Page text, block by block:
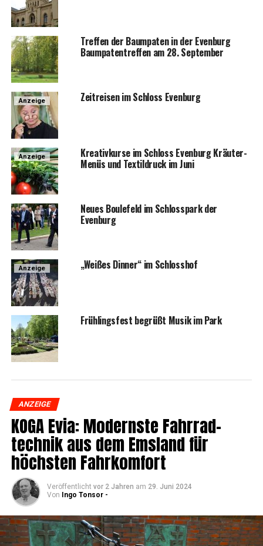
Tref­fen der Baum­pa­ten in der Even­burg
Baum­pa­ten­tref­fen am 28. September
Anzeige Zeit­rei­sen im Schloss Evenburg
Anzeige Krea­tiv­kur­se im Schloss Even­burg Kräu­ter-
Menüs und Tex­til­druck im Juni
Neu­es Bou­le­feld im Schloss­park der
Evenburg
Anzeige „Wei­ßes Din­ner“ im Schlosshof
Früh­lings­fest begrüßt Musik im Park
ANZEIGE
KOGA Evia: Moderns­te Fahr­rad­
tech­nik aus dem Ems­land für
höchs­ten Fahrkomfort
Veröffentlicht vor 2 Jahren am 29. Juni 2024
Von
Ingo Tonsor -